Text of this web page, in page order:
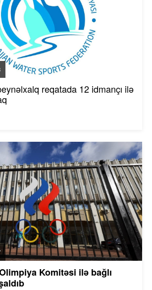
reqatada 12 idmançı ilə
Komitəsi ilə bağlı